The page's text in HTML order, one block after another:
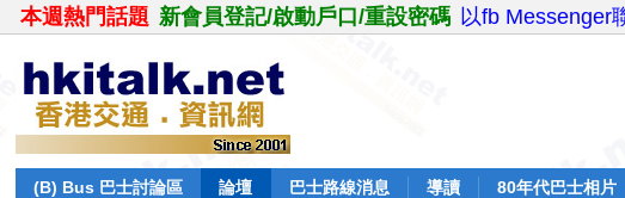
本週熱門話題 新會員登記/啟動戶口/重設密碼 以fb Messenger
(B) Bus 巴士討論區 論壇 巴士路線消息 導讀 80年代巴士相片